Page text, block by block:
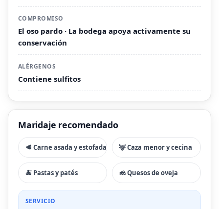
COMPROMISO
El oso pardo · La bodega apoya activamente su
conservación
ALÉRGENOS
Contiene sulfitos
Maridaje recomendado
🥩 Carne asada y estofada 🦌 Caza menor y cecina
🍝 Pastas y patés 🧀 Quesos de oveja
SERVICIO